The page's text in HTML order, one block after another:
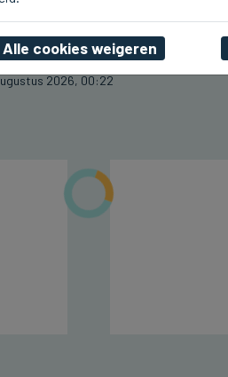
naar Radio 2
in Blankenberge
2026, 00:22
Alle cookies weigeren